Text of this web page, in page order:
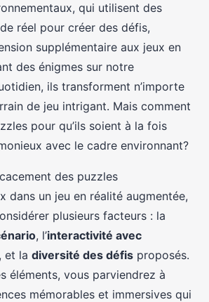
qui utilisent des
réel pour créer des défis,
supplémentaire aux jeux en
des énigmes sur notre
ils transforment n’importe
de jeu intrigant. Mais comment
pour qu’ils soient à la fois
avec le cadre environnant?
des puzzles
dans un jeu en réalité augmentée,
plusieurs facteurs : la
, l’interactivité avec
, et la diversité des défis proposés.
éléments, vous parviendrez à
mémorables et immersives qui